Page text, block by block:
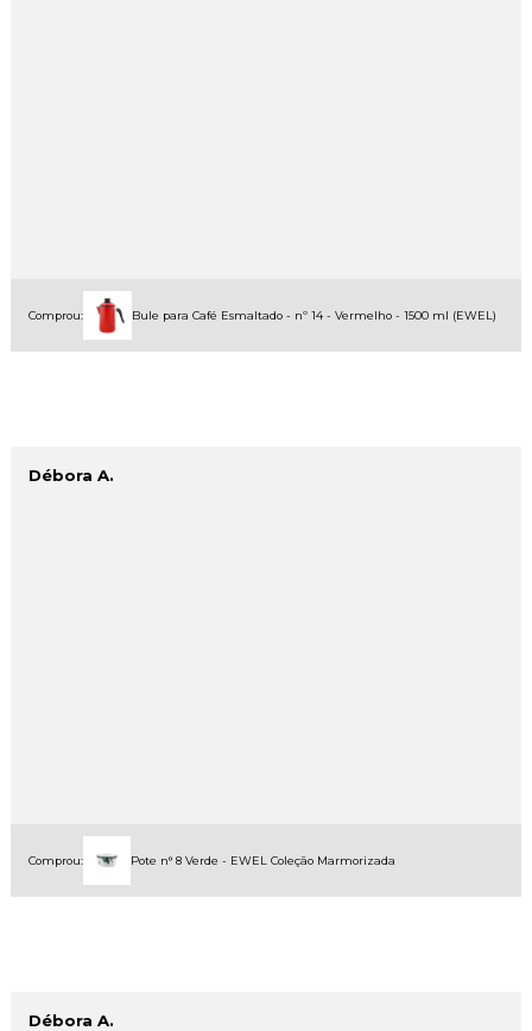
Comprou: Bule para Café Esmaltado - nº 14 - Vermelho - 1500 ml (EWEL)
Débora A.
Comprou: Pote n° 8 Verde - EWEL Coleção Marmorizada
Débora A.